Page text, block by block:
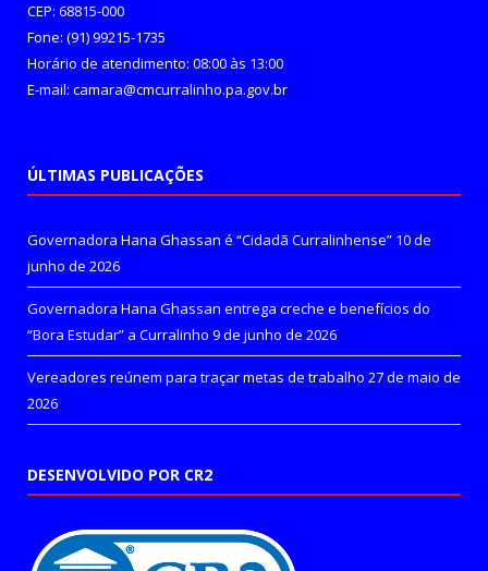
CEP: 68815-000
Fone: (91) 99215-1735
Horário de atendimento: 08:00 às 13:00
E-mail: camara@cmcurralinho.pa.gov.br
ÚLTIMAS PUBLICAÇÕES
Governadora Hana Ghassan é “Cidadã Curralinhense” 10 de
junho de 2026
Governadora Hana Ghassan entrega creche e benefícios do
“Bora Estudar” a Curralinho 9 de junho de 2026
Vereadores reúnem para traçar metas de trabalho 27 de maio de
2026
DESENVOLVIDO POR CR2